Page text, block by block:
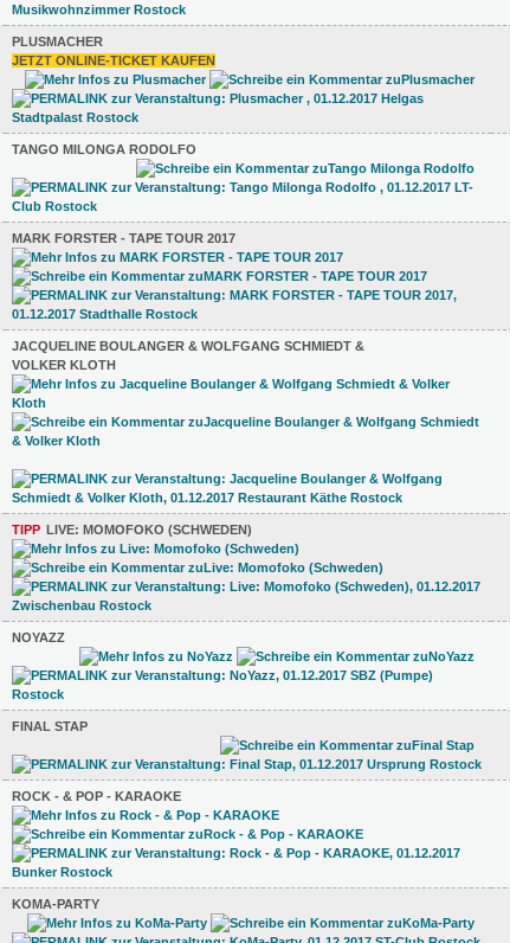
PLUSMACHER
JETZT ONLINE-TICKET KAUFEN
TANGO MILONGA RODOLFO
MARK FORSTER - TAPE TOUR 2017
JACQUELINE BOULANGER & WOLFGANG SCHMIEDT &
VOLKER KLOTH
TIPP LIVE: MOMOFOKO (SCHWEDEN)
NOYAZZ
FINAL STAP
ROCK - & POP - KARAOKE
KOMA-PARTY